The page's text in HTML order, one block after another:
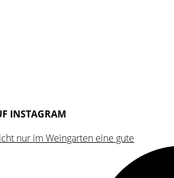
INSTAGRAM
nur im Weingarten eine gute